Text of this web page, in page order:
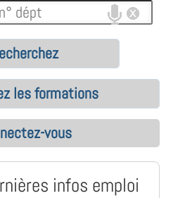
les formations
vous
infos emploi